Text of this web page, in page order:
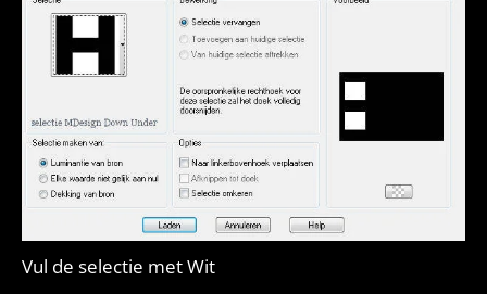
Vul de selectie met Wit